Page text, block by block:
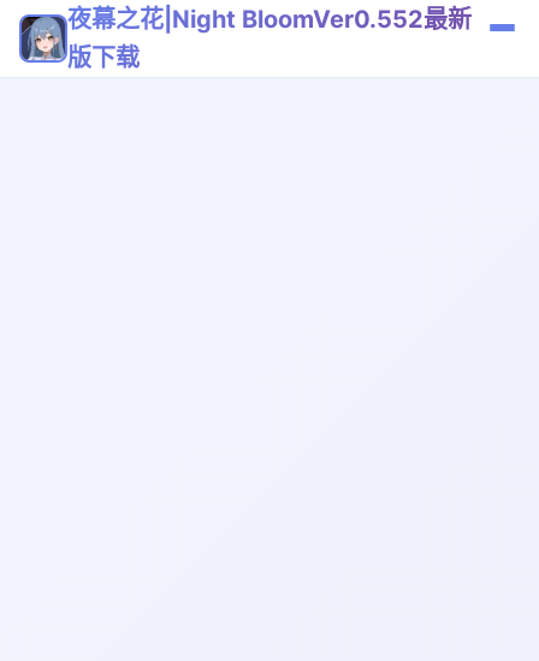
夜幕之花|Night BloomVer0.552最新
版下载